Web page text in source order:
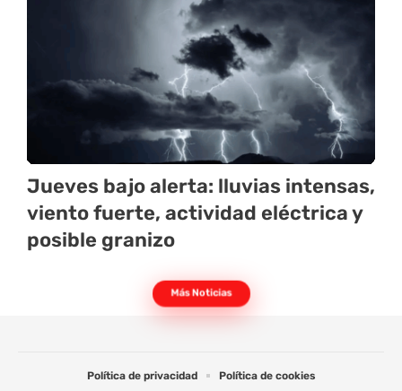
Jueves bajo alerta: lluvias intensas,
viento fuerte, actividad eléctrica y
posible granizo
Más Noticias
Política de privacidad
Política de cookies